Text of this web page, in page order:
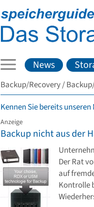
News
Backup/Recovery
Kennen Sie bereits
Anzeige
Backup nicht aus der
Der Rat
auf
Kontrolle